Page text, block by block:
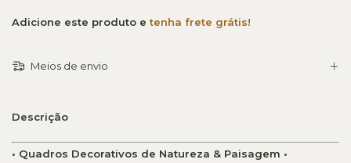
Adicione este produto etenha frete grátis!
Meios de envio
Descrição
• Quadros Decorativos de Natureza & Paisagem •